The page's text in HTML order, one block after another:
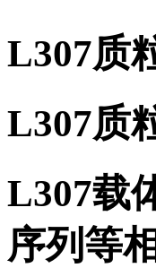
L307质
L307质
L307载
序列等